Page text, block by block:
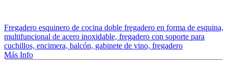
Fregadero esquinero de cocina doble fregadero en forma de esquina,
multifuncional de acero inoxidable, fregadero con soporte para
cuchillos, encimera, balcón, gabinete de vino, fregadero
Más Info